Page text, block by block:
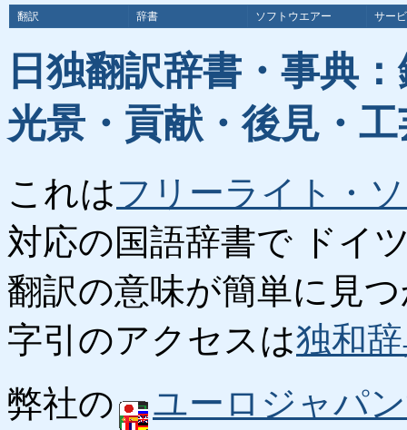
翻訳 辞書 ソフトウエアー サー
日独翻訳辞書・事典
光景・貢献・後見・
これはフリーライト・
対応の国語辞書で ドイ
翻訳の意味が簡単に見
字引のアクセスは独和
弊社の
ユーロジャパ